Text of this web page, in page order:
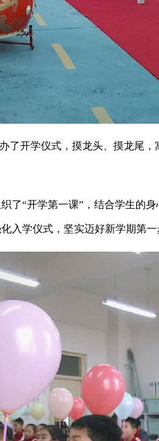
了开学仪式，摸龙头、摸龙尾
了“开学第一课”，结合学生的
入学仪式，坚实迈好新学期第一